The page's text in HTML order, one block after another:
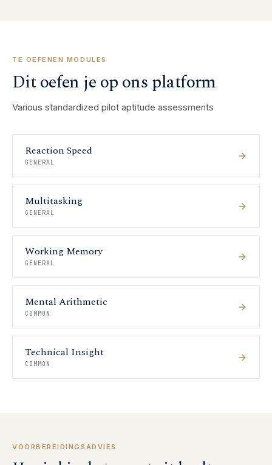
TE OEFENEN MODULES
Dit oefen je op ons platform
Various standardized pilot aptitude assessments
Reaction Speed
GENERAL
Multitasking
GENERAL
Working Memory
GENERAL
Mental Arithmetic
COMMON
Technical Insight
COMMON
VOORBEREIDINGSADVIES